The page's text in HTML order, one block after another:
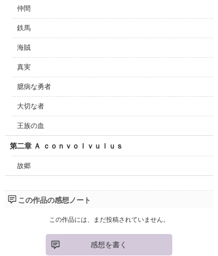
仲間
鉄馬
海賊
真実
臆病な勇者
大切な者
王族の血
第二章 Ａ ｃｏｎｖｏｌｖｕｌｕｓ
故郷
この作品の感想ノート
この作品には、まだ投稿されていません。
感想を書く